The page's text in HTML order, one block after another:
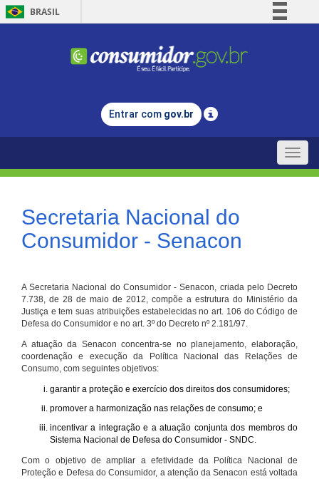
BRASIL
Comunica BR
Legislação
Entrar com gov.br
Toggle
Secretaria Nacional do
Consumidor - Senacon
A Secretaria Nacional do Consumidor - Senacon, criada pelo Decreto
7.738, de 28 de maio de 2012, compõe a estrutura do Ministério da
Justiça e tem suas atribuições estabelecidas no art. 106 do Código de
Defesa do Consumidor e no art. 3º do Decreto nº 2.181/97.
A atuação da Senacon concentra-se no planejamento, elaboração,
coordenação e execução da Política Nacional das Relações de
Consumo, com seguintes objetivos:
garantir a proteção e exercício dos direitos dos consumidores;
promover a harmonização nas relações de consumo; e
incentivar a integração e a atuação conjunta dos membros do
Sistema Nacional de Defesa do Consumidor - SNDC.
Com o objetivo de ampliar a efetividade da Política Nacional de
Proteção e Defesa do Consumidor, a atenção da Senacon está voltada